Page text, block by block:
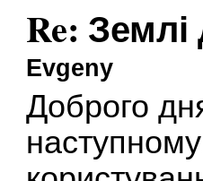
Re:
Evgeny
Доброго